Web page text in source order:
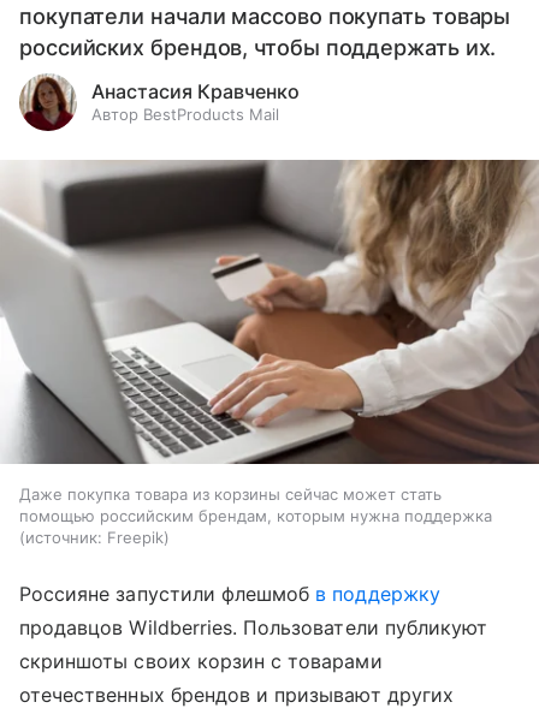
покупатели начали массово покупать товары
российских брендов, чтобы поддержать их.
Анастасия Кравченко
Автор BestProducts Mail
Даже покупка товара из корзины сейчас может стать
помощью российским брендам, которым нужна поддержка
источник: Freepik
Россияне запустили флешмоб в поддержку
продавцов Wildberries. Пользователи публикуют
скриншоты своих корзин с товарами
отечественных брендов и призывают других